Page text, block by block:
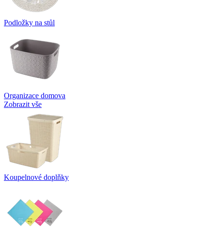
Podložky na stůl
Organizace domova
Zobrazit vše
Koupelnové doplňky